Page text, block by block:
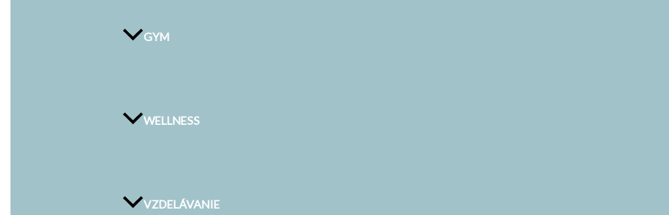
GYM
WELLNESS
VZDELÁVANIE